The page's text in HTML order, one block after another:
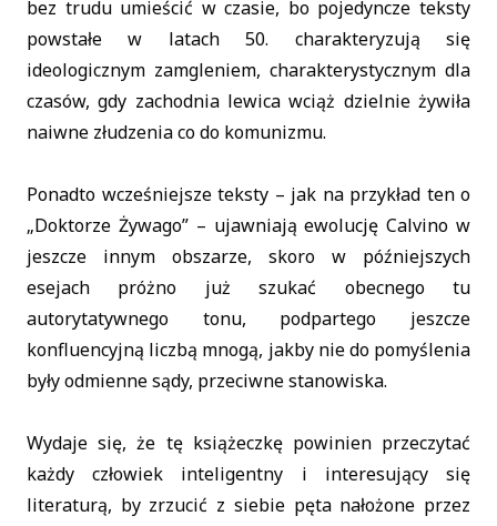
bez trudu umieścić w czasie, bo pojedyncze teksty
powstałe w latach 50. charakteryzują się
ideologicznym zamgleniem, charakterystycznym dla
czasów, gdy zachodnia lewica wciąż dzielnie żywiła
naiwne złudzenia co do komunizmu.
Ponadto wcześniejsze teksty – jak na przykład ten o
„Doktorze Żywago” – ujawniają ewolucję Calvino w
jeszcze innym obszarze, skoro w późniejszych
esejach próżno już szukać obecnego tu
autorytatywnego tonu, podpartego jeszcze
konfluencyjną liczbą mnogą, jakby nie do pomyślenia
były odmienne sądy, przeciwne stanowiska.
Wydaje się, że tę książeczkę powinien przeczytać
każdy człowiek inteligentny i interesujący się
literaturą, by zrzucić z siebie pęta nałożone przez